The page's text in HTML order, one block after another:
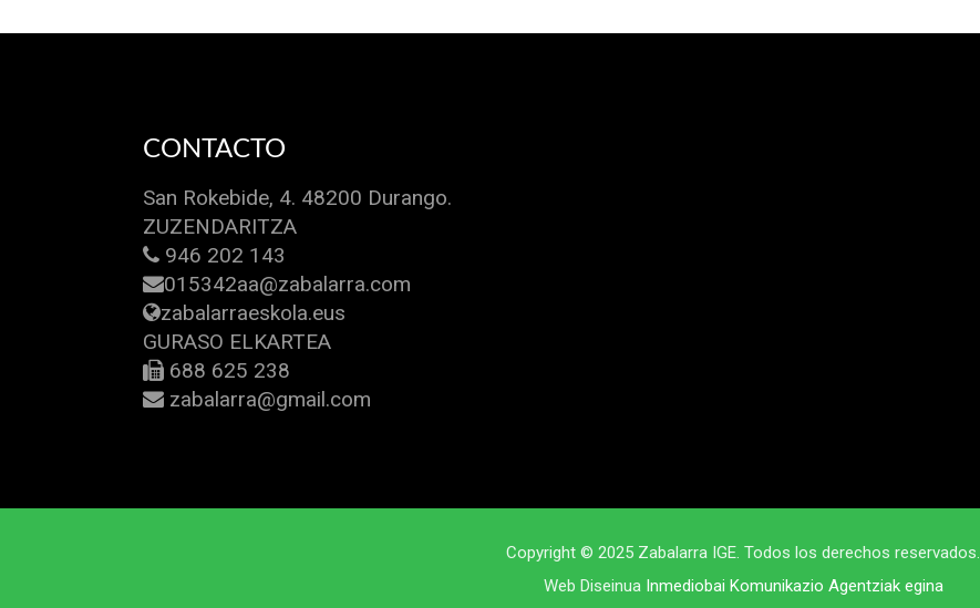
CONTACTO
San Rokebide, 4. 48200 Durango.
ZUZENDARITZA
946 202 143
015342aa@zabalarra.com
zabalarraeskola.eus
GURASO ELKARTEA
688 625 238
zabalarra@gmail.com
Copyright © 2025 Zabalarra IGE. Todos los derechos reservados.
Web Diseinua Inmediobai Komunikazio Agentziak egina